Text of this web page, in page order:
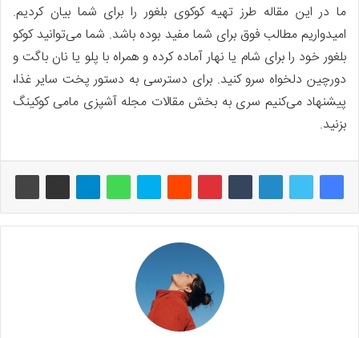
ما در این مقاله طرز تهیه کوکوی بلغور را برای شما بیان کردیم.
امیدواریم مطالب فوق برای شما مفید بوده باشد. شما می‌توانید کوکو
بلغور خود را برای شام یا نهار آماده کرده و همراه با پلو یا نان باگت و
دورچین دلخواه سرو کنید. برای دسترسی به دستور پخت سایر غذا،
پیشنهاد می‌کنیم سری به بخش مقالات مجله آشپزی مامی کوکینگ
بزنید.